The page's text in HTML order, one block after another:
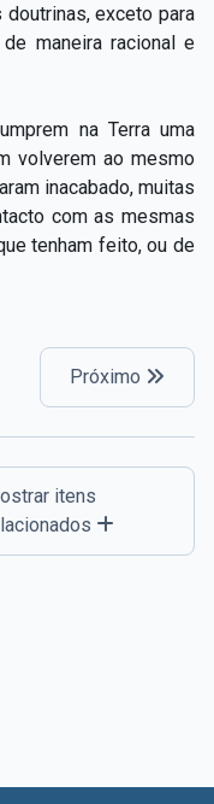
exceto para
maneira racional e
na Terra uma
volverem ao mesmo
inacabado, muitas
com as mesmas
tenham feito, ou de
Próximo
itens